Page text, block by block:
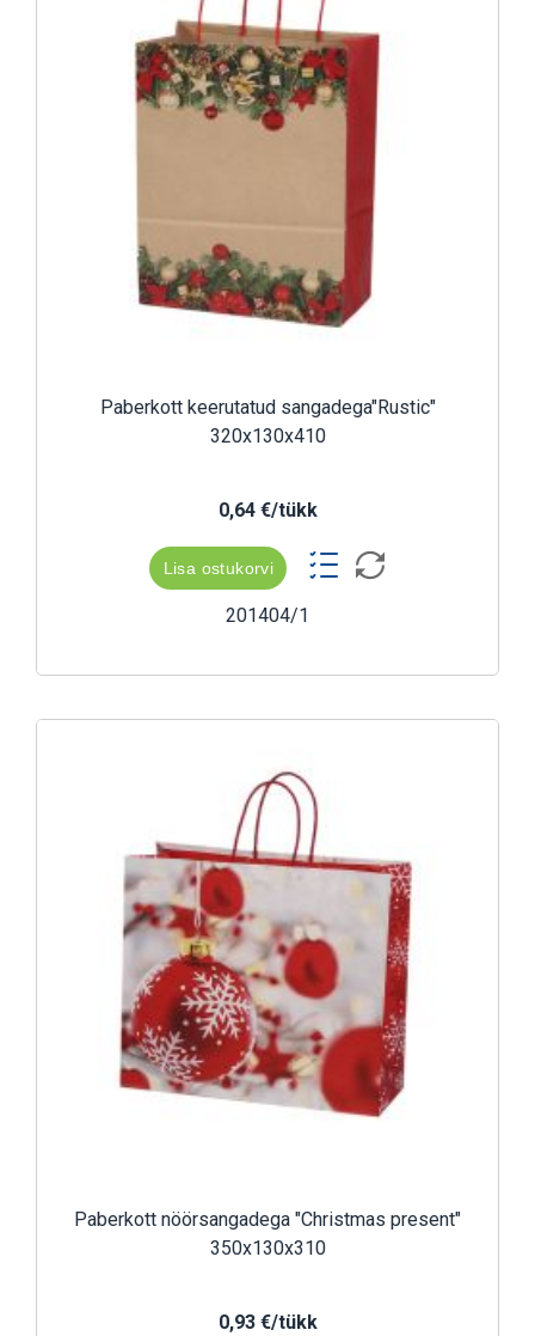
Paberkott keerutatud sangadega"Rustic"
320x130x410
0,64 €/tükk
Lisa ostukorvi
201404/1
Paberkott nöörsangadega "Christmas present"
350x130x310
0,93 €/tükk